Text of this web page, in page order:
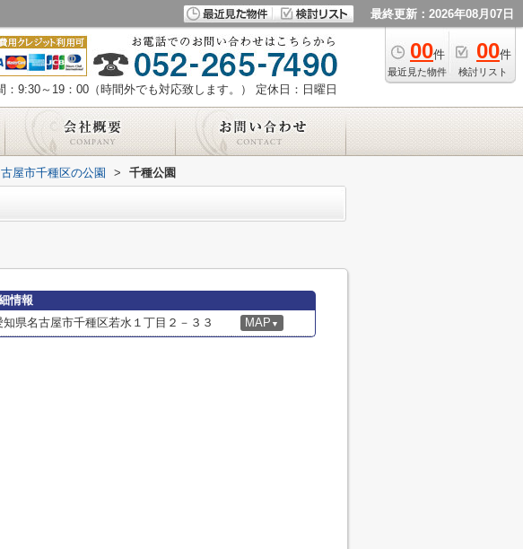
最終更新：2026年08月07日
00件
最近見た物件
00件
検討リスト
：9:30～19：00（時間外でも対応致します。） 定休日：日曜日
屋市千種区の公園 > 千種公園
情報
知県名古屋市千種区若水１丁目２－３３ MAP ▼